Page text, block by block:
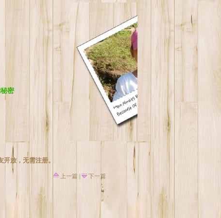
密
放，无需注册。
上一篇 下一篇